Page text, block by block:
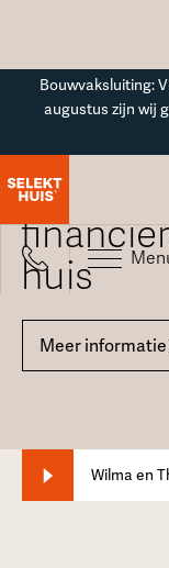
Bouwvaksluiting:
augustus zijn wij
Alles
huis
Meer informatie
Wilma en